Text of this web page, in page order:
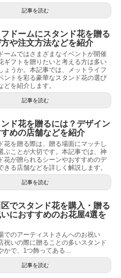
記事を読む
ドームにスタンド花を贈る
や注文方法などを紹介
ームではさまざまなイベントが開催
ギフトを贈りたいと考える方は多い
ょうか。本記事では、メットライフ
ントを彩る豪華なスタンド花の選び
どを紹介します。
記事を読む
ド花を贈るには？デザイン
めの店舗などを紹介
花を贈る際は、贈る場面にマッチし
ぶことが大切です。本記事では、神
花が贈られるシーンやおすすめのデ
きる店舗などを詳しく解説します。
記事を読む
でスタンド花を購入・贈る
におすすめのお花屋4選を
でのアーティストさんへのお祝い
祝いの際に贈ることの多いスタンド
かで、1つ飾ってある...
記事を読む